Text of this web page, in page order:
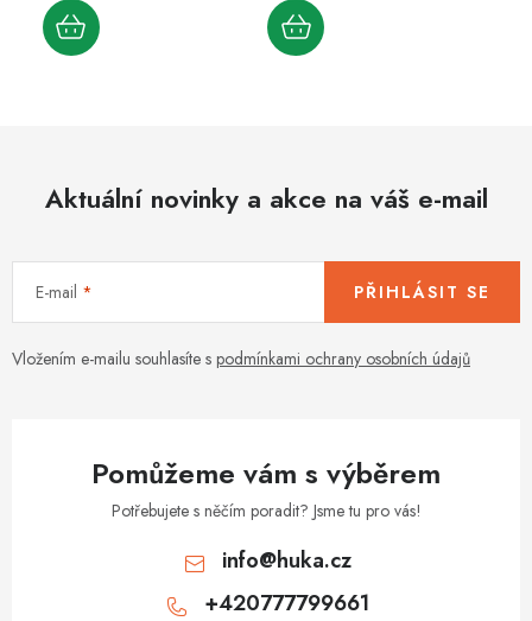
Aktuální novinky a akce na váš e-mail
E-mail
Vložením e-mailu souhlasíte s podmínkami ochrany osobních údajů
PŘIHLÁSIT SE
Pomůžeme vám s výběrem
Potřebujete s něčím poradit? Jsme tu pro vás!
info@huka.cz
+420777799661